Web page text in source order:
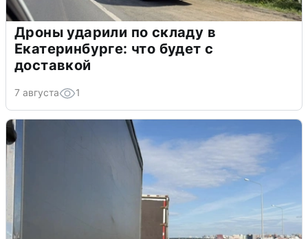
Дроны ударили по складу в
Екатеринбурге: что будет с
доставкой
7 августа 1